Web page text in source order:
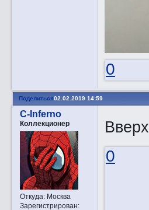
0
Поделиться02.02.2019 14:59
C-Inferno
Коллекционер
Откуда:Москва
Зарегистрирован:
Вверх
0